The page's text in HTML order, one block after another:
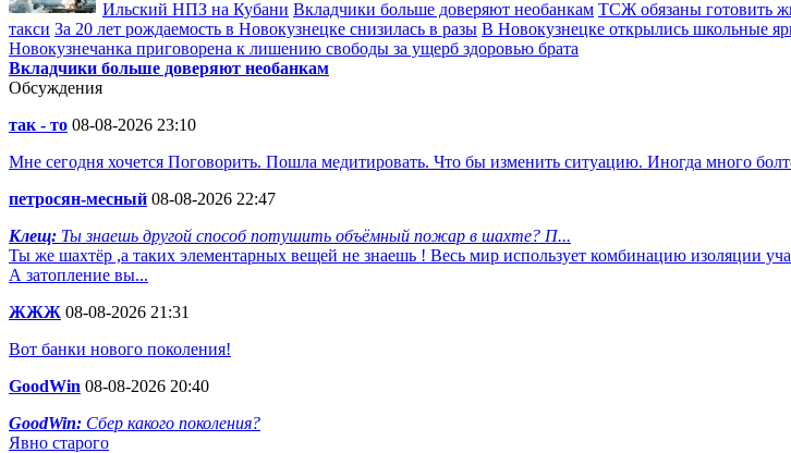
Ильский НПЗ на Кубани Вкладчики больше доверяют необанкам ТСЖ обязаны готовить
такси За 20 лет рождаемость в Новокузнецке снизилась в разы В Новокузнецке открылись школьные
Новокузнечанка приговорена к лишению свободы за ущерб здоровью брата
Вкладчики больше доверяют необанкам
Обсуждения
так - то 08-08-2026 23:10
Мне сегодня хочется Поговорить. Пошла медитировать. Что бы изменить ситуацию. Иногда много
петросян-месный 08-08-2026 22:47
Клещ: Ты знаешь другой способ потушить объёмный пожар в шахте? П...
Ты же шахтёр ,а таких элементарных вещей не знаешь ! Весь мир использует комбинацию изоляции
А затопление вы...
ЖЖЖ 08-08-2026 21:31
Вот банки нового поколения!
GoodWin 08-08-2026 20:40
GoodWin: Сбер какого поколения?
Явно старого